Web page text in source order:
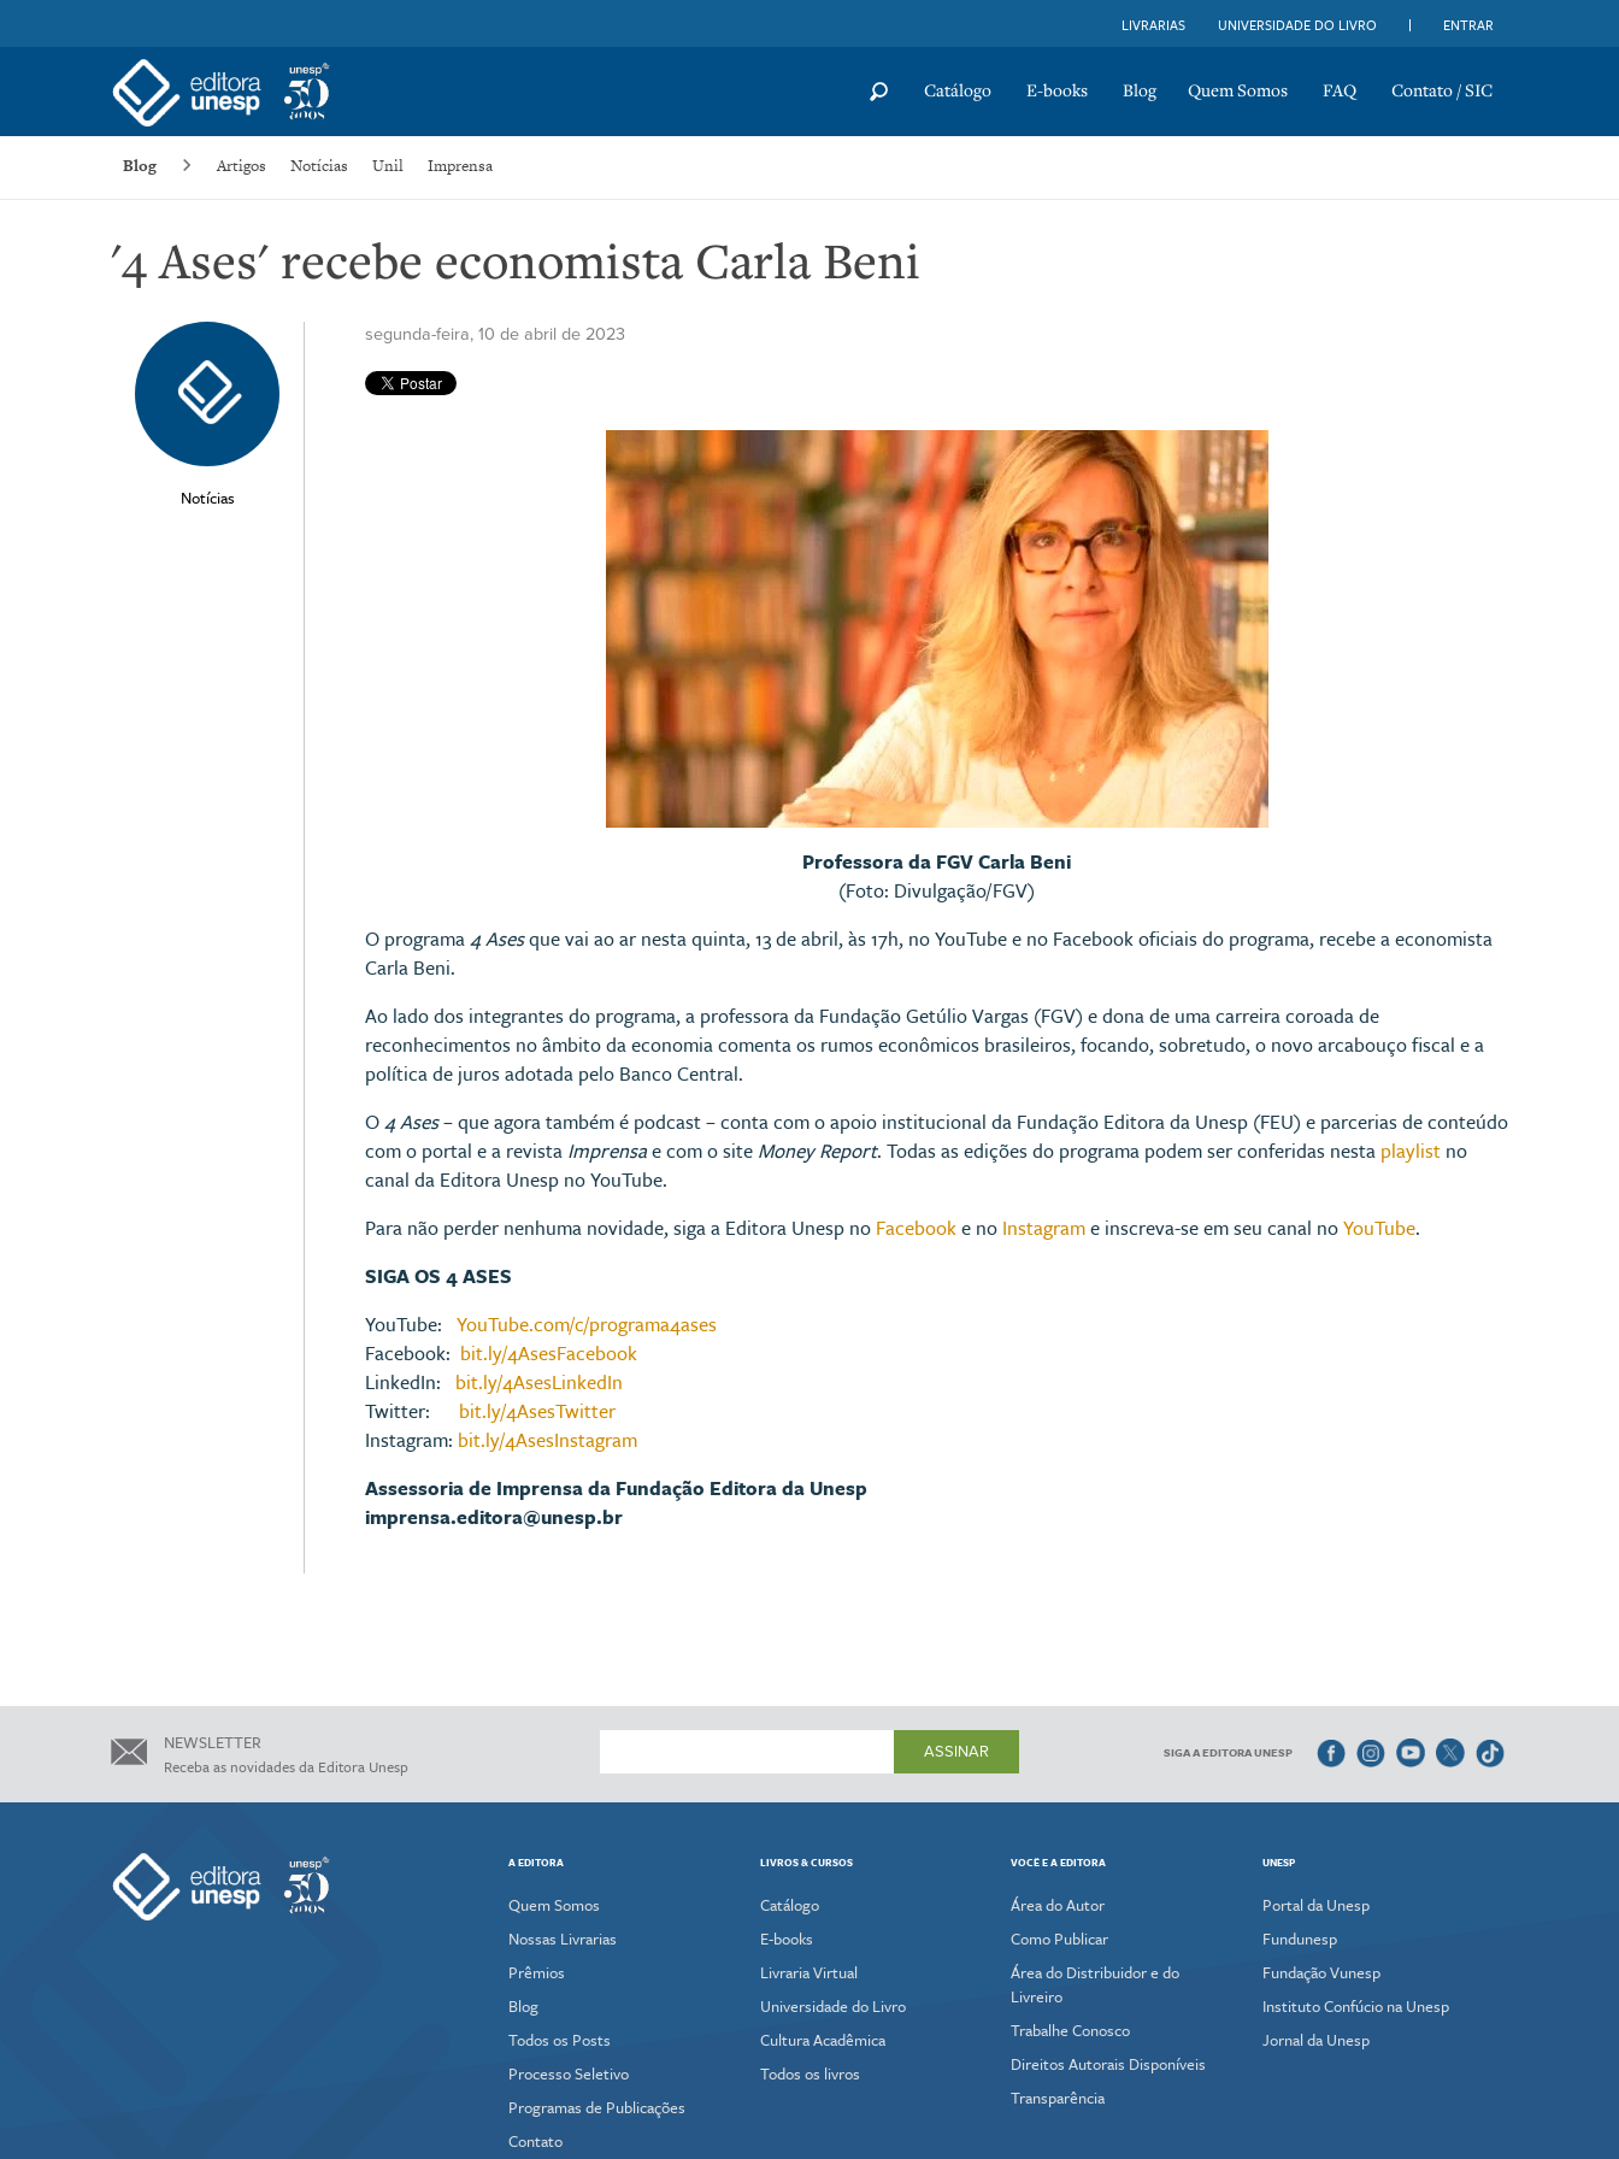
LIVRARIAS UNIVERSIDADE DO LIVRO ENTRAR
Catálogo E-books Blog Quem Somos FAQ Contato / SIC
Blog Artigos Notícias Unil Imprensa
'4 Ases' recebe economista Carla Beni
Notícias
segunda-feira, 10 de abril de 2023
Professora da FGV Carla Beni
(Foto: Divulgação/FGV)
O programa4 Asesque vai ao ar nesta quinta, 13 de abril, às 17h, no YouTube e no Facebook oficiais do programa, recebe a economista
Carla Beni.
Ao lado dos integrantes do programa, a professora da Fundação Getúlio Vargas (FGV) e dona de uma carreira coroada de
reconhecimentos no âmbito da economia comenta os rumos econômicos brasileiros, focando, sobretudo, o novo arcabouço fiscal e a
política de juros adotada pelo Banco Central.
O4 Ases– que agora também é podcast – conta com o apoio institucional da Fundação Editora da Unesp (FEU) e parcerias de conteúdo
com o portal e a revista Imprensae com o site Money Report. Todas as edições do programa podem ser conferidas nesta playlist no
canal da Editora Unesp no YouTube.
Para não perder nenhuma novidade, siga a Editora Unesp no Facebooke no Instagrame inscreva-se em seu canal noYouTube.
SIGA OS 4 ASES
YouTube: YouTube.com/c/programa4ases
Facebook: bit.ly/4AsesFacebook
LinkedIn: bit.ly/4AsesLinkedIn
Twitter: bit.ly/4AsesTwitter
Instagram: bit.ly/4AsesInstagram
Assessoria de Imprensa da Fundação Editora da Unesp
imprensa.editora@unesp.br
NEWSLETTER
Receba as novidades da Editora Unesp
ASSINAR SIGA A EDITORA UNESP
A EDITORA
Quem Somos
Nossas Livrarias
Prêmios
Blog
Todos os Posts
Processo Seletivo
Programas de Publicações
Contato
LIVROS & CURSOS
Catálogo
E-books
Livraria Virtual
Universidade do Livro
Cultura Acadêmica
Todos os livros
VOCÊ E A EDITORA
Área do Autor
Como Publicar
Área do Distribuidor e do
Livreiro
Trabalhe Conosco
Direitos Autorais Disponíveis
Transparência
UNESP
Portal da Unesp
Fundunesp
Fundação Vunesp
Instituto Confúcio na Unesp
Jornal da Unesp